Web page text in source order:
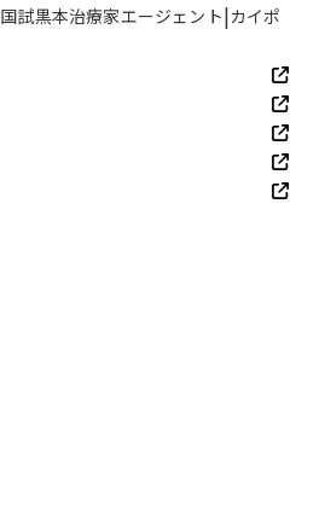
国試黒本治療家エージェント カイポ